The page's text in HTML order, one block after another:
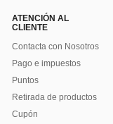
ATENCIÓN AL
CLIENTE
Contacta con Nosotros
Pago e impuestos
Puntos
Retirada de productos
Cupón